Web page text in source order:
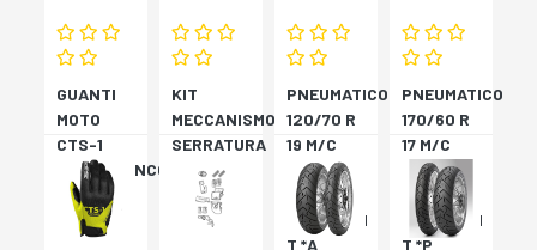
GUANTI
MOTO
CTS-1
NERO/BIANCO
KIT
MECCANISMO
SERRATURA
SH33
SH34
PNEUMATICO
120/70 R
19 M/C
60V TL
???
SCORPION
T *A
PNEUMATICO
170/60 R
17 M/C
72V
TL????
SCORPION
T *P